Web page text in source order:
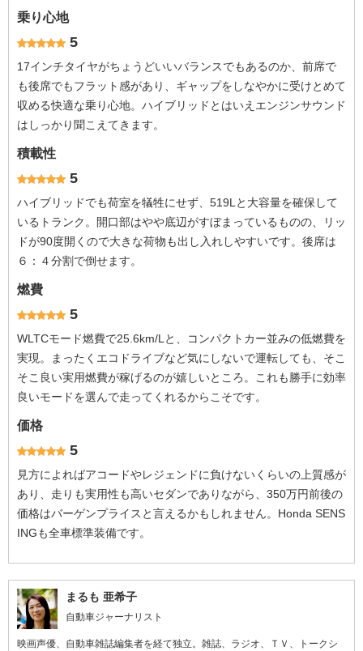
乗り心地
5
17インチタイヤがちょうどいいバランスでもあるのか、前席で
も後席でもフラット感があり、ギャップをしなやかに受けとめて
収める快適な乗り心地。ハイブリッドとはいえエンジンサウンド
はしっかり聞こえてきます。
積載性
5
ハイブリッドでも荷室を犠牲にせず、519Lと大容量を確保して
いるトランク。開口部はやや底辺がすぼまっているものの、リッ
ドが90度開くので大きな荷物も出し入れしやすいです。後席は
６：４分割で倒せます。
燃費
5
WLTCモード燃費で25.6km/Lと、コンパクトカー並みの低燃費を
実現。まったくエコドライブなど気にしないで運転しても、そこ
そこ良い実用燃費が稼げるのが嬉しいところ。これも勝手に効率
良いモードを選んで走ってくれるからこそです。
価格
5
見方によればアコードやレジェンドに負けないくらいの上質感が
あり、走りも実用性も高いセダンでありながら、350万円前後の
価格はバーゲンプライスと言えるかもしれません。Honda SENS
INGも全車標準装備です。
まるも 亜希子
自動車ジャーナリスト
映画声優、自動車雑誌編集者を経て独立。雑誌、ラジオ、ＴＶ、トークシ